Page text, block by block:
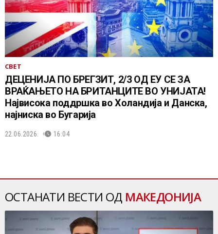
СВЕТ
ДЕЦЕНИЈА ПО БРЕГЗИТ, 2/3 ОД ЕУ СЕ ЗА
ВРАЌАЊЕТО НА БРИТАНЦИТЕ ВО УНИЈАТА!
Највисока поддршка во Холандија и Данска,
најниска во Бугарија
22.06.2026. 16:04
ОСТАНАТИ ВЕСТИ ОД МАКЕДОНИЈА